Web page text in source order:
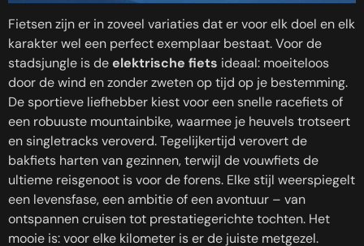
Fietsen zijn er in zoveel variaties dat er voor elk doel en elk
karakter wel een perfect exemplaar bestaat. Voor de
stadsjungle is deelektrische fiets ideaal: moeiteloos
door de wind en zonder zweten op tijd op je bestemming.
De sportieve liefhebber kiest voor een snelle racefiets of
een robuuste mountainbike, waarmee je heuvels trotseert
en singletracks veroverd. Tegelijkertijd verovert de
bakfiets harten van gezinnen, terwijl de vouwfiets de
ultieme reisgenoot is voor de forens. Elke stijl weerspiegelt
een levensfase, een ambitie of een avontuur – van
ontspannen cruisen tot prestatiegerichte tochten. Het
mooie is: voor elke kilometer is er de juiste metgezel.